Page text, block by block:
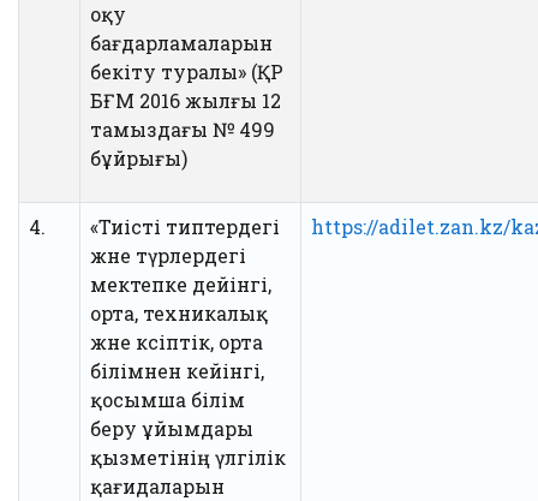
оқу
бағдарламаларын
бекіту туралы» (ҚР
БҒМ 2016 жылғы 12
тамыздағы № 499
бұйрығы)
4.
«Тиісті типтердегі
және түрлердегі
мектепке дейінгі,
орта, техникалық
және кәсіптік, орта
білімнен кейінгі,
қосымша білім
беру ұйымдары
қызметінің үлгілік
қағидаларын
https://adilet.zan.kz/